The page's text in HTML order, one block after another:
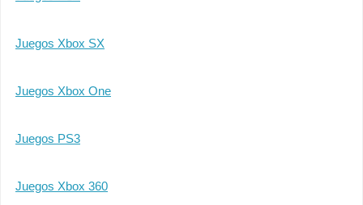
Juegos Xbox SX
Juegos Xbox One
Juegos PS3
Juegos Xbox 360